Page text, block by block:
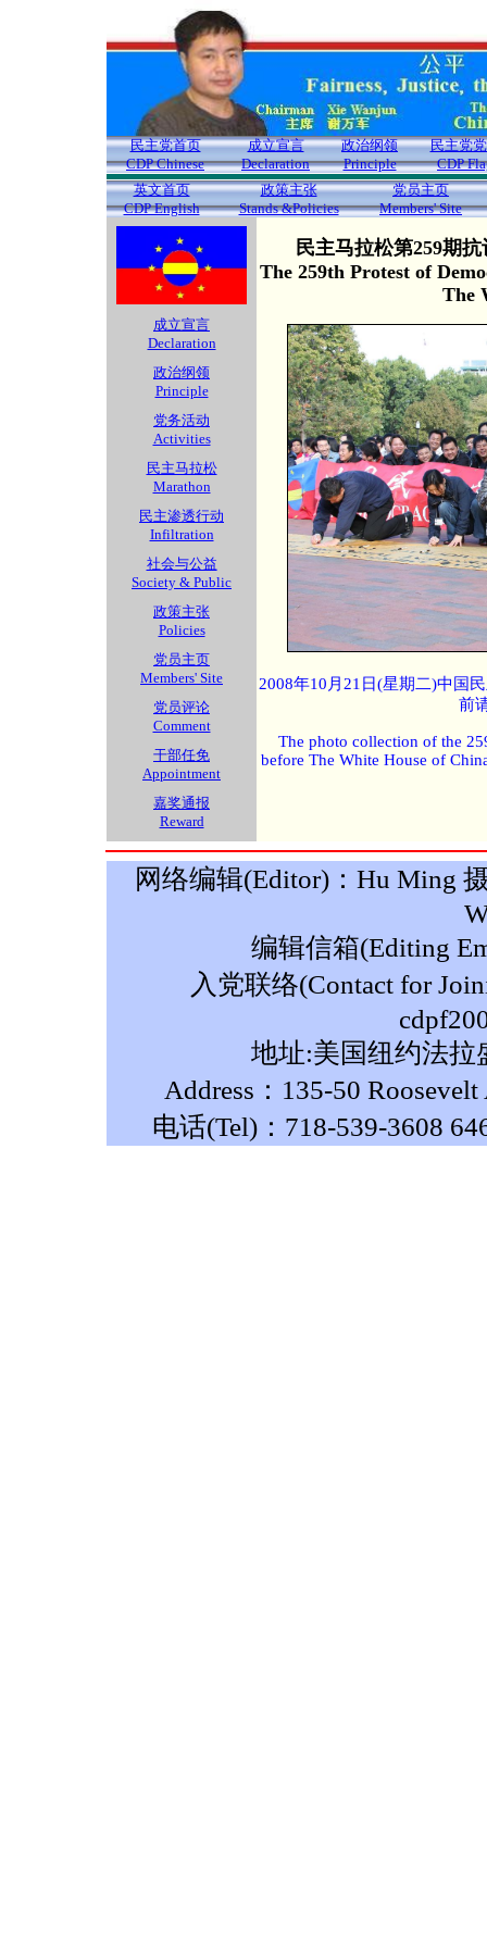
民主党首页
CDP Chinese
成立宣言
Declaration
政治纲领
Principle
民主党
CDP
英文首页
CDP English
政策主张
Stands &Policies
党员主页
Members' Site
成立宣言
Declaration
政治纲领
Principle
党务活动
Activities
民主马拉松
Marathon
民主渗透行动
Infiltration
社会与公益
Society & Public
政策主张
Policies
党员主页
Members' Site
党员评论
Comment
干部任免
Appointment
嘉奖通报
Reward
民主马拉松第259期
The 259th Protest of
The
2008年10月21日(星期二)中国
前
The photo collection of the
before The White House of
网络编辑(Editor)：Hu Ming
编辑信箱(Editing
入党联络(Contact for
地址:美国纽约法拉
Address：135-50
电话(Tel)：718-539-3608